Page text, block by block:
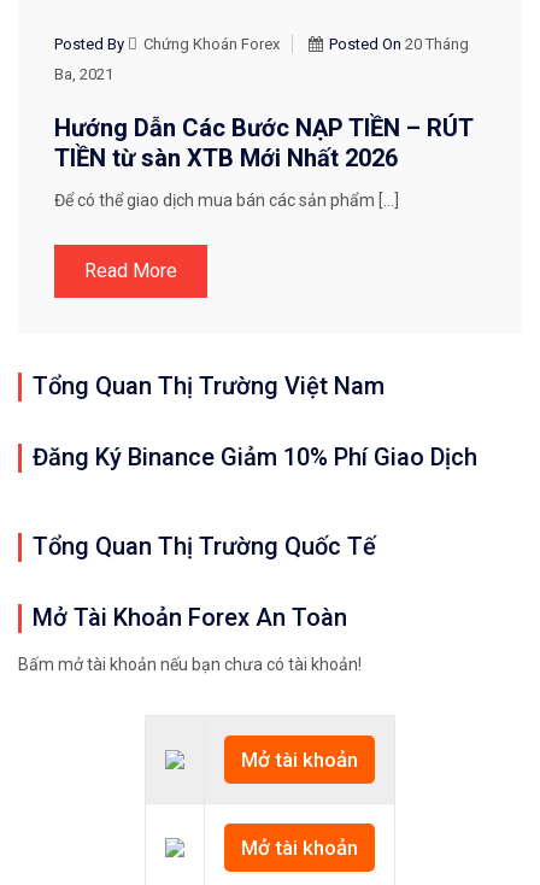
Posted By Chứng Khoán Forex Posted On 20 Tháng
Ba, 2021
Hướng Dẫn Các Bước NẠP TIỀN – RÚT
TIỀN từ sàn XTB Mới Nhất 2026
Để có thể giao dịch mua bán các sản phẩm […]
Read More
Tổng Quan Thị Trường Việt Nam
Đăng Ký Binance Giảm 10% Phí Giao Dịch
Tổng Quan Thị Trường Quốc Tế
Mở Tài Khoản Forex An Toàn
Bấm mở tài khoản nếu bạn chưa có tài khoản!
Mở tài khoản
Mở tài khoản